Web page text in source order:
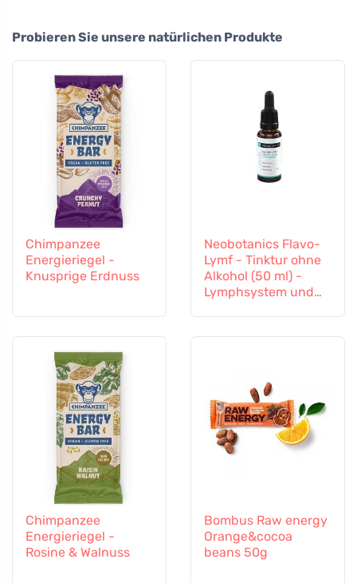
Probieren Sie unsere natürlichen Produkte
Chimpanzee
Energieriegel -
Knusprige Erdnuss
Neobotanics Flavo-
Lymf - Tinktur ohne
Alkohol (50 ml) -
Lymphsystem und
Chimpanzee
Energieriegel -
Rosine & Walnuss
Bombus Raw energy
Orange&cocoa
beans 50g